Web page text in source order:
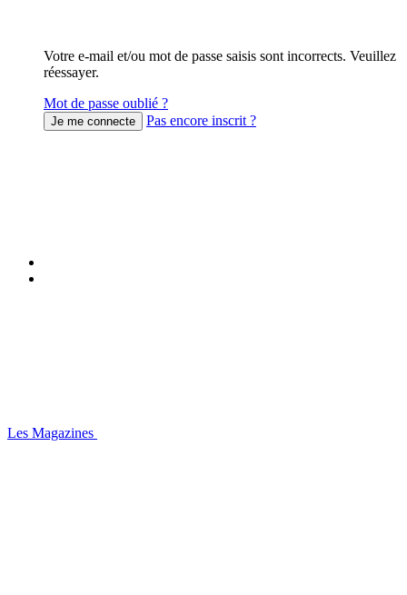
Votre e-mail et/ou mot de passe saisis sont incorrects. Veuillez
réessayer.
Mot de passe oublié ?
Pas encore inscrit ?
Les Magazines